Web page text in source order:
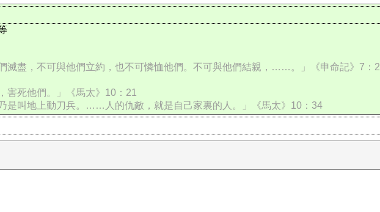
滅盡，不可與他們立約，也不可憐恤他們。不可與他們結親，……。」《申命記》7：2
害死他們。」《馬太》10：21
是叫地上動刀兵。……人的仇敵，就是自己家裏的人。」《馬太》10：34